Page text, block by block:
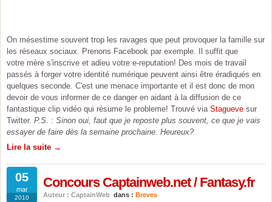
On mésestime souvent trop les ravages que peut provoquer la famille sur
les réseaux sociaux. Prenons Facebook par exemple. Il suffit que
votre mère s'inscrive et adieu votre e-reputation! Des mois de travail
passés à forger votre identité numérique peuvent ainsi être éradiqués en
quelques seconde. C'est une menace importante et il est donc de mon
devoir de vous informer de ce danger en aidant à la diffusion de ce
fantastique clip vidéo qui résume le probleme! Trouvé via Stagueve sur
Twitter. P.S. : Sinon oui, faut que je reposte plus souvent, ce que je vais
essayer de faire dès la semaine prochaine. Heureux?
Lire la suite →
05
mar
2010
Concours Captainweb.net / Fantasy.fr
Auteur : CaptainWeb dans : Breves